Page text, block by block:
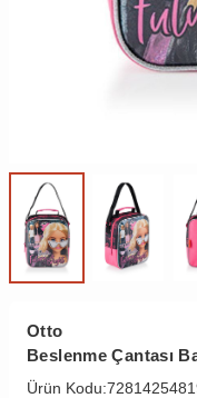
Otto
Beslenme Çantası
Ürün Kodu: